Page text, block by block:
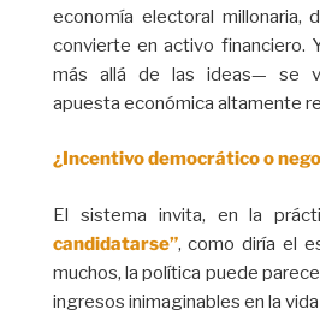
economía electoral millonaria,
convierte en activo financiero.
más allá de las ideas— se
apuesta económica altamente
¿Incentivo democrático o
El sistema invita, en la
candidatarse”, como diría el
muchos, la política puede
ingresos inimaginables en la vida